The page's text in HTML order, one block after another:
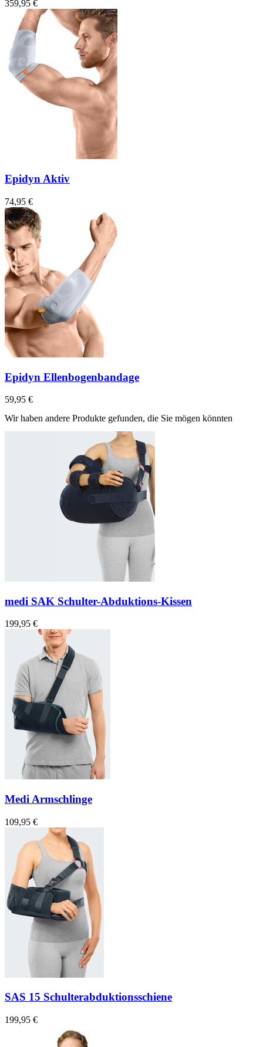
359,95 €
Epidyn Aktiv
74,95 €
Epidyn Ellenbogenbandage
59,95 €
Wir haben andere Produkte gefunden, die Sie mögen könnten
medi SAK Schulter-Abduktions-Kissen
199,95 €
Medi Armschlinge
109,95 €
SAS 15 Schulterabduktionsschiene
199,95 €